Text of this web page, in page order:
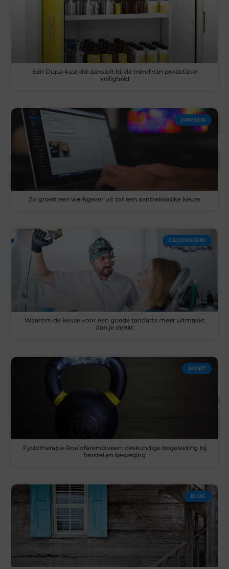
Een Dupa-kast die aansluit bij de trend van proactieve
veiligheid
ZAKELIJK
Zo groeit een werkgever uit tot een aantrekkelijke keuze
GEZONDHEID
Waarom de keuze voor een goede tandarts meer uitmaakt
dan je denkt
SPORT
Fysiotherapie Roelofarendsveen: deskundige begeleiding bij
herstel en beweging
BLOG